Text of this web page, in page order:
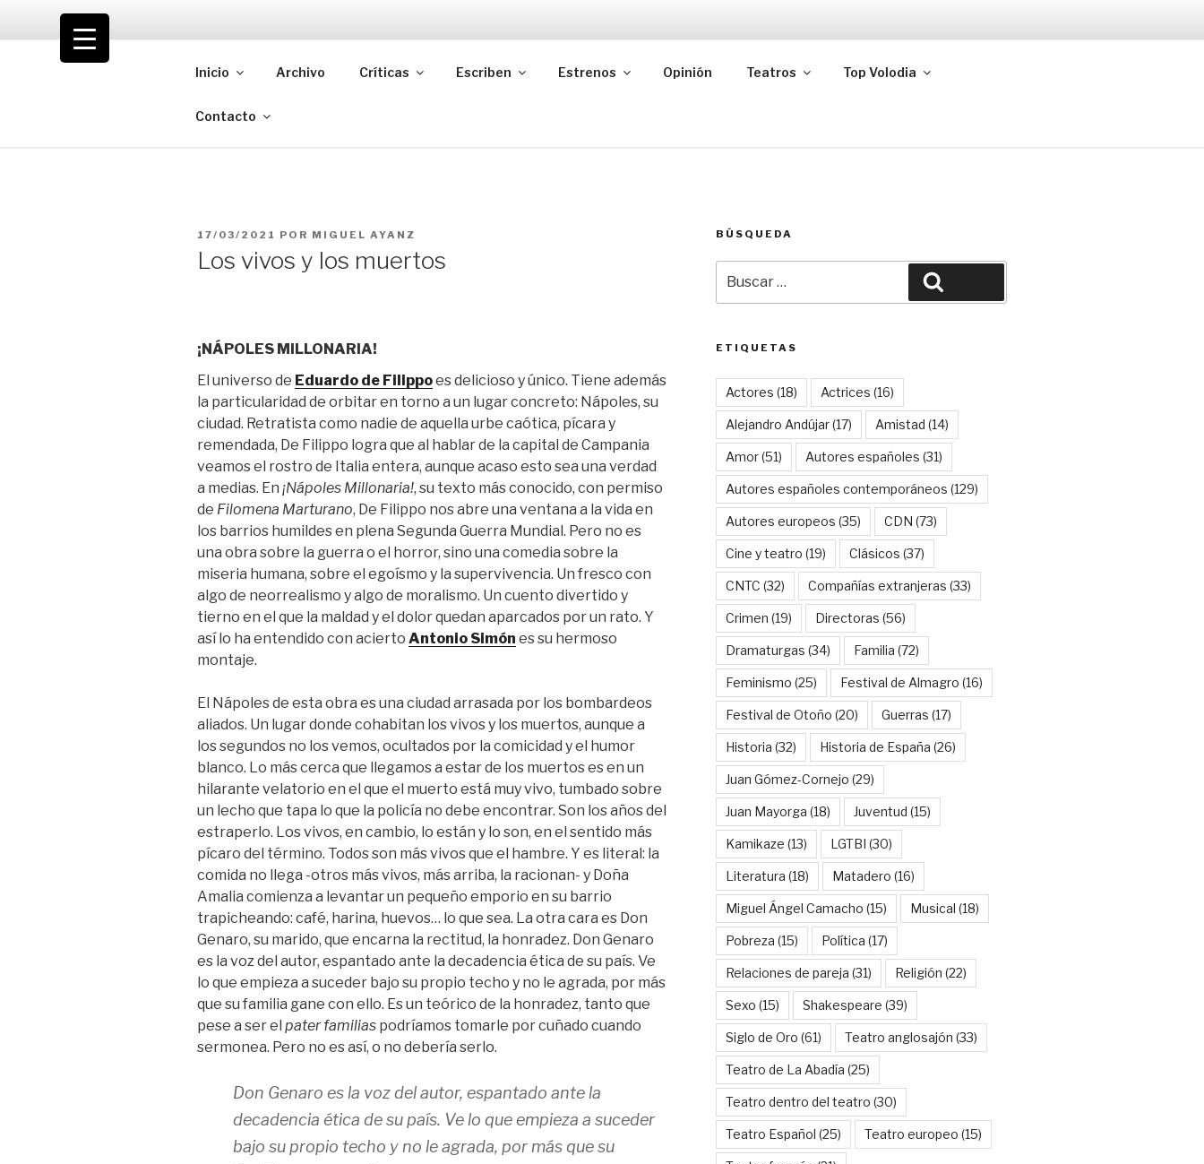
VOLODIA
Inicio Archivo Críticas Escriben Estrenos Opinión Teatros Top Volodia
Contacto
PUBLICADO
17/03/2021 POR MIGUEL AYANZ
Los vivos y los muertos
¡NÁPOLES MILLONARIA!
El universo de Eduardo de Filippoes delicioso y único. Tiene además
la particularidad de orbitar en torno a un lugar concreto: Nápoles, su
ciudad. Retratista como nadie de aquella urbe caótica, pícara y
remendada, De Filippo logra que al hablar de la capital de Campania
veamos el rostro de Italia entera, aunque acaso esto sea una verdad
a medias. En ¡Nápoles Millonaria!, su texto más conocido, con permiso
de Filomena Marturano, De Filippo nos abre una ventana a la vida en
los barrios humildes en plena Segunda Guerra Mundial. Pero no es
una obra sobre la guerra o el horror, sino una comedia sobre la
miseria humana, sobre el egoísmo y la supervivencia. Un fresco con
algo de neorrealismo y algo de moralismo. Un cuento divertido y
tierno en el que la maldad y el dolor quedan aparcados por un rato. Y
así lo ha entendido con acierto Antonio Simón es su hermoso
montaje.
El Nápoles de esta obra es una ciudad arrasada por los bombardeos
aliados. Un lugar donde cohabitan los vivos y los muertos, aunque a
los segundos no los vemos, ocultados por la comicidad y el humor
blanco. Lo más cerca que llegamos a estar de los muertos es en un
hilarante velatorio en el que el muerto está muy vivo, tumbado sobre
un lecho que tapa lo que la policía no debe encontrar. Son los años del
estraperlo. Los vivos, en cambio, lo están y lo son, en el sentido más
pícaro del término. Todos son más vivos que el hambre. Y es literal: la
comida no llega -otros más vivos, más arriba, la racionan- y Doña
Amalia comienza a levantar un pequeño emporio en su barrio
trapicheando: café, harina, huevos… lo que sea. La otra cara es Don
Genaro, su marido, que encarna la rectitud, la honradez. Don Genaro
es la voz del autor, espantado ante la decadencia ética de su país. Ve
lo que empieza a suceder bajo su propio techo y no le agrada, por más
que su familia gane con ello. Es un teórico de la honradez, tanto que
pese a ser el pater familias podríamos tomarle por cuñado cuando
sermonea. Pero no es así, o no debería serlo.
Don Genaro es la voz del autor, espantado ante la
decadencia ética de su país. Ve lo que empieza a suceder
bajo su propio techo y no le agrada, por más que su
BÚSQUEDA
por:
ETIQUETAS
Actores (18) Actrices (16)
Alejandro Andújar(17) Amistad (14)
Amor(51) Autores españoles (31)
Autores españoles contemporáneos (129)
Autores europeos (35) CDN (73)
Cine y teatro (19) Clásicos (37)
CNTC (32) Compañías extranjeras (33)
Crimen (19) Directoras (56)
Dramaturgas (34) Familia (72)
Feminismo (25) Festival de Almagro (16)
Festival de Otoño (20) Guerras (17)
Historia (32) Historia de España (26)
Juan Gómez-Cornejo (29)
Juan Mayorga (18) Juventud (15)
Kamikaze (13) LGTBI (30)
Literatura (18) Matadero (16)
Miguel Ángel Camacho (15) Musical (18)
Pobreza (15) Política (17)
Relaciones de pareja (31) Religión (22)
Sexo (15) Shakespeare (39)
Siglo de Oro (61) Teatro anglosajón (33)
Teatro de La Abadía (25)
Teatro dentro del teatro (30)
Teatro Español (25) Teatro europeo (15)